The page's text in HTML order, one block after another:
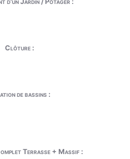
Clôture :
de bassins :
Terrasse + Massif :